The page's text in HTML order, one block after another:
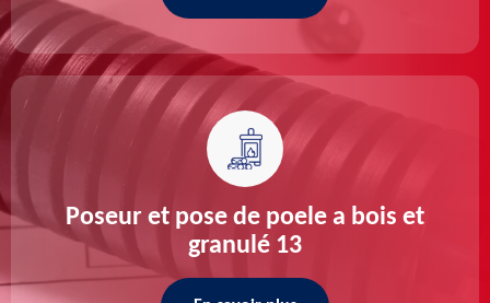
Poseur et pose de poele a bois et
granulé 13